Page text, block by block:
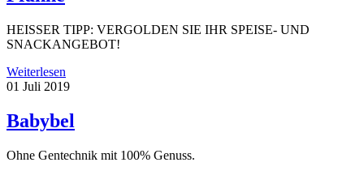
HEISSER TIPP: VERGOLDEN SIE IHR SPEISE- UND
SNACKANGEBOT!
Weiterlesen
01 Juli 2019
Babybel
Ohne Gentechnik mit 100% Genuss.